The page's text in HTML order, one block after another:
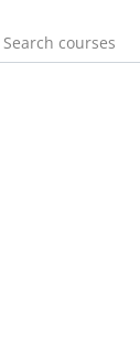
Search courses